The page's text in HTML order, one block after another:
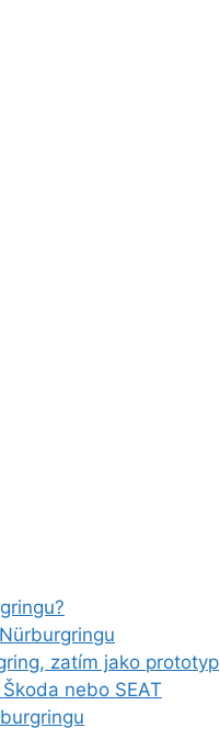
zatím jako prototyp
nebo SEAT